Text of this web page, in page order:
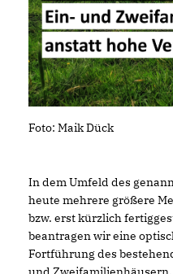
Foto: Maik Dück
In dem Umfeld des
heute mehrere größere
bzw. erst kürzlich
beantragen wir eine
Fortführung des